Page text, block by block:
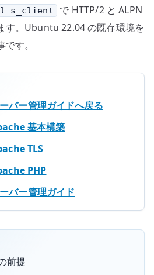
s_client
で HTTP/2 と ALPN
す。Ubuntu 22.04 の既存環境を
す。
バー管理ガイドへ戻る
基本構築
TLS
PHP
バー管理ガイド
前提